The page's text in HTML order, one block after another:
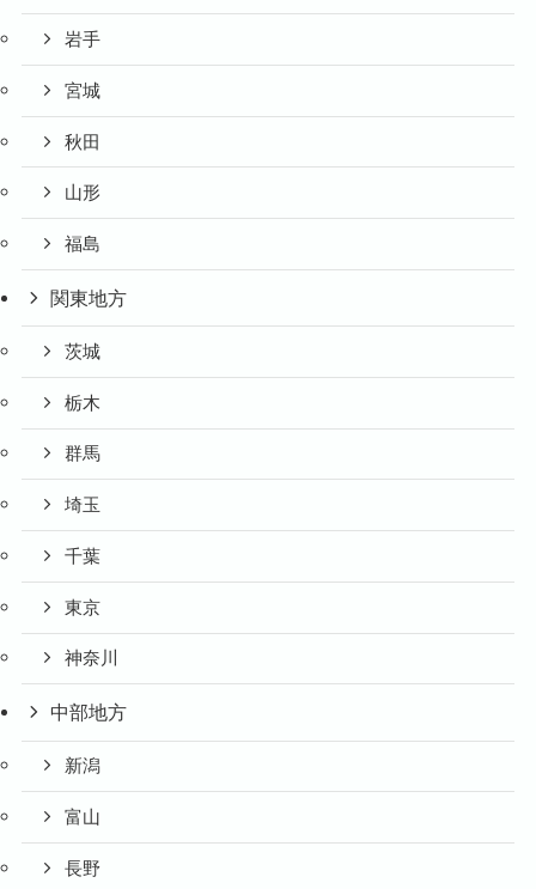
岩手
宮城
秋田
山形
福島
関東地方
茨城
栃木
群馬
埼玉
千葉
東京
神奈川
中部地方
新潟
富山
長野